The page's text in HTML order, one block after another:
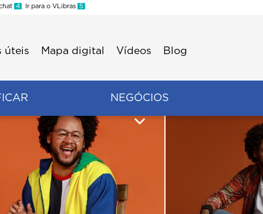
4 Ir para o VLibras 5
úteis Mapa digital Vídeos Blog
NEGÓCIOS